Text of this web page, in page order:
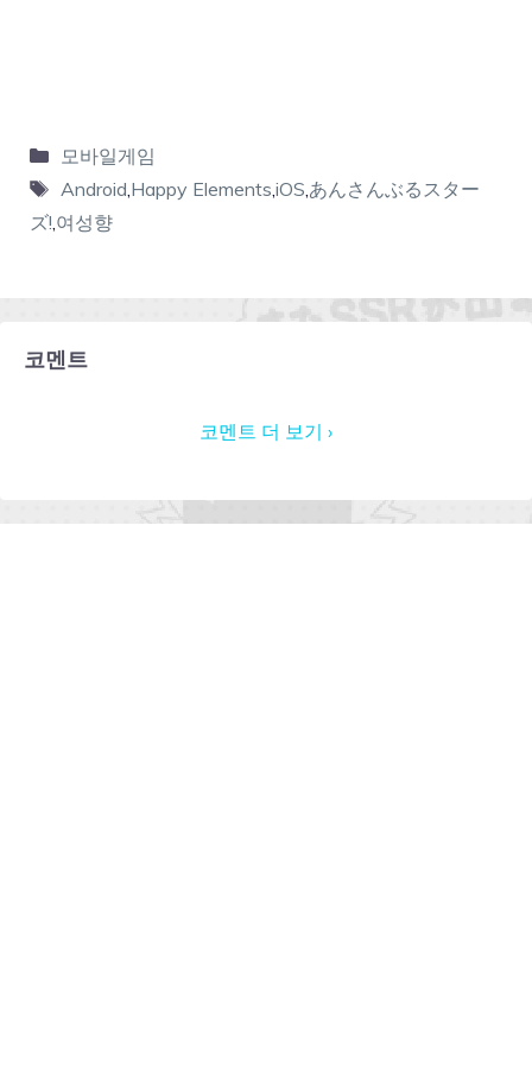
모바일게임
Android Happy Elements iOS あんさんぶるスター
ズ! 여성향
코멘트
코멘트 더 보기 ›